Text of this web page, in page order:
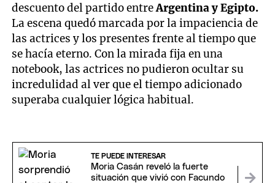
descuento del partido entreArgentina y Egipto.
La escena quedó marcada por la impaciencia de
las actrices y los presentes frente al tiempo que
se hacía eterno. Con la mirada fija en una
notebook, las actrices no pudieron ocultar su
incredulidad al ver que el tiempo adicionado
superaba cualquier lógica habitual.
TE PUEDE INTERESAR
Moria Casán reveló la fuerte
situación que vivió con Facundo